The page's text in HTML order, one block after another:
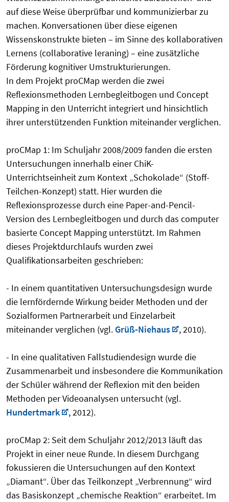
auf diese Weise überprüfbar und kommunizierbar zu
machen. Konversationen über diese eigenen
Wissenskonstrukte bieten – im Sinne des kollaborativen
Lernens (collaborative leraning) – eine zusätzliche
Förderung kognitiver Umstrukturierungen.
In dem Projekt proCMap werden die zwei
Reflexionsmethoden Lernbegleitbogen und Concept
Mapping in den Unterricht integriert und hinsichtlich
ihrer unterstützenden Funktion miteinander verglichen.
proCMap 1: Im Schuljahr 2008/2009 fanden die ersten
Untersuchungen innerhalb einer ChiK-
Unterrichtseinheit zum Kontext „Schokolade“ (Stoff-
Teilchen-Konzept) statt. Hier wurden die
Reflexionsprozesse durch eine Paper-and-Pencil-
Version des Lernbegleitbogen und durch das computer
basierte Concept Mapping unterstützt. Im Rahmen
dieses Projektdurchlaufs wurden zwei
Qualifikationsarbeiten geschrieben:
- In einem quantitativen Untersuchungsdesign wurde
die lernfördernde Wirkung beider Methoden und der
Sozialformen Partnerarbeit und Einzelarbeit
miteinander verglichen (vgl. Grüß-Niehaus , 2010).
- In eine qualitativen Fallstudiendesign wurde die
Zusammenarbeit und insbesondere die Kommunikation
der Schüler während der Reflexion mit den beiden
Methoden per Videoanalysen untersucht (vgl.
Hundertmark
, 2012).
proCMap 2: Seit dem Schuljahr 2012/2013 läuft das
Projekt in einer neue Runde. In diesem Durchgang
fokussieren die Untersuchungen auf den Kontext
„Diamant“. Über das Teilkonzept „Verbrennung“ wird
das Basiskonzept „chemische Reaktion“ erarbeitet. Im